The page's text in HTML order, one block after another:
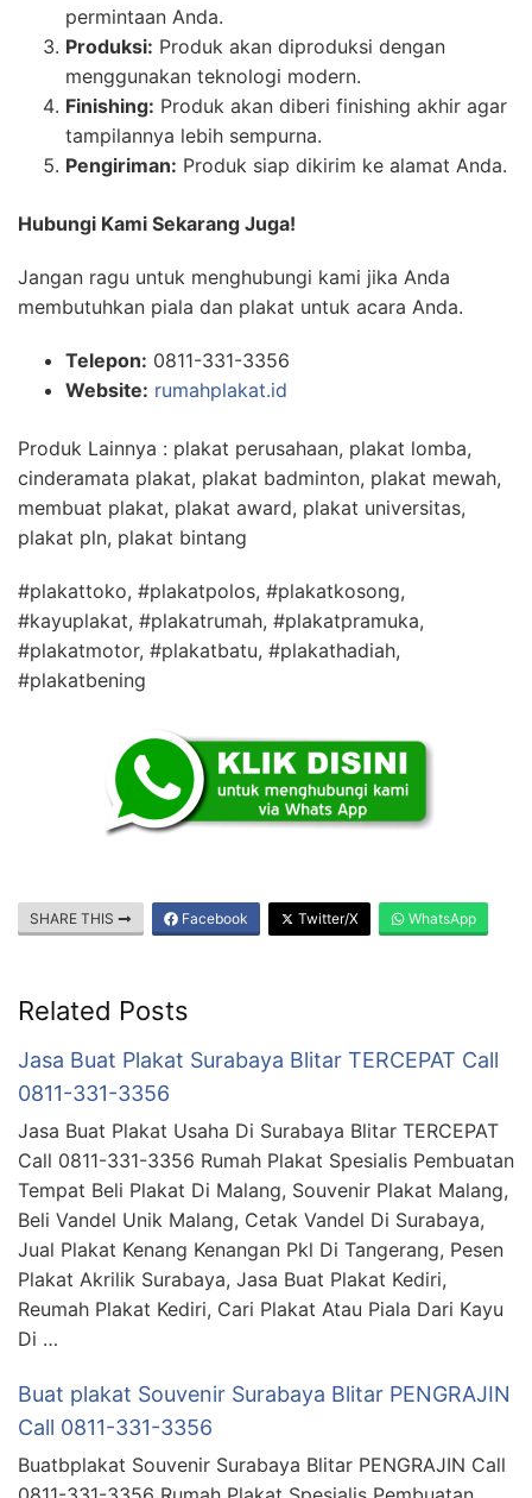
permintaan Anda.
Produksi: Produk akan diproduksi dengan
menggunakan teknologi modern.
Finishing: Produk akan diberi finishing akhir agar
tampilannya lebih sempurna.
Pengiriman: Produk siap dikirim ke alamat Anda.
Hubungi Kami Sekarang Juga!
Jangan ragu untuk menghubungi kami jika Anda
membutuhkan piala dan plakat untuk acara Anda.
Telepon: 0811-331-3356
Website: rumahplakat.id
Produk Lainnya : plakat perusahaan, plakat lomba,
cinderamata plakat, plakat badminton, plakat mewah,
membuat plakat, plakat award, plakat universitas,
plakat pln, plakat bintang
#plakattoko, #plakatpolos, #plakatkosong,
#kayuplakat, #plakatrumah, #plakatpramuka,
#plakatmotor, #plakatbatu, #plakathadiah,
#plakatbening
SHARE THIS Facebook Twitter/X WhatsApp
Related Posts
Jasa Buat Plakat Surabaya Blitar TERCEPAT Call
0811-331-3356
Jasa Buat Plakat Usaha Di Surabaya Blitar TERCEPAT
Call 0811-331-3356 Rumah Plakat Spesialis Pembuatan
Tempat Beli Plakat Di Malang, Souvenir Plakat Malang,
Beli Vandel Unik Malang, Cetak Vandel Di Surabaya,
Jual Plakat Kenang Kenangan Pkl Di Tangerang, Pesen
Plakat Akrilik Surabaya, Jasa Buat Plakat Kediri,
Reumah Plakat Kediri, Cari Plakat Atau Piala Dari Kayu
Di …
Buat plakat Souvenir Surabaya Blitar PENGRAJIN
Call 0811-331-3356
Buatbplakat Souvenir Surabaya Blitar PENGRAJIN Call